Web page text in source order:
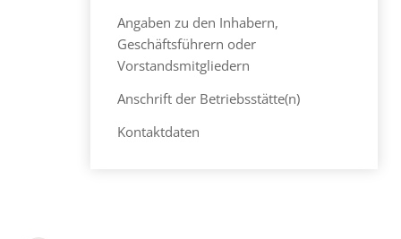
Angaben zu den Inhabern,
Geschäftsführern oder
Vorstandsmitgliedern
Anschrift der Betriebsstätte(n)
Kontaktdaten